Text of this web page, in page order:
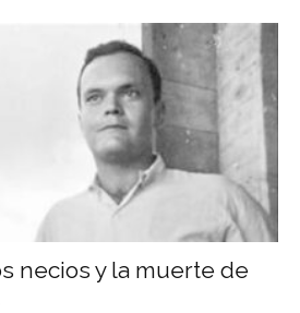
necios y la muerte de